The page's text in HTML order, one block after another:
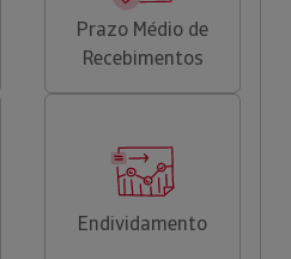
Prazo Médio de
Recebimentos
Endividamento